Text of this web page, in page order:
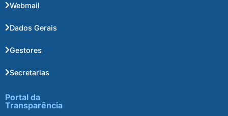
Webmail
Dados Gerais
Gestores
Secretarias
Portal da
Transparência